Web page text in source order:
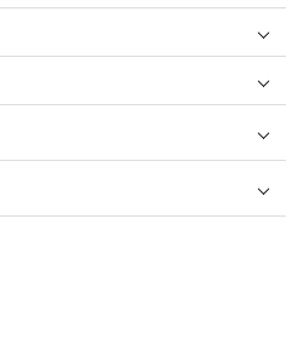
お歳暮
ジルスチュアート
SK-Ⅱ
新宿高野
ママ＆キッズ
五月人形